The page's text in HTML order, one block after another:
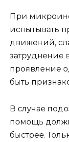
При
испытывать
движений,
проявление
быть
В случае
помощь
быстрее.